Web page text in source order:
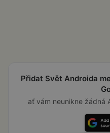
Přidat Svět Androida
ať vám neunikne žádná